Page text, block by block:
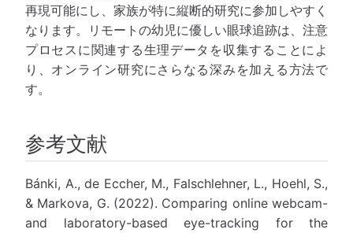
再現可能にし、家族が特に縦断的研究に参加しやすく
なります。リモートの幼児に優しい眼球追跡は、注意
プロセスに関連する生理データを収集することによ
り、オンライン研究にさらなる深みを加える方法で
す。
参考文献
Bánki, A., de Eccher, M., Falschlehner, L., Hoehl, S.,
& Markova, G. (2022). Comparing online webcam-
and laboratory-based eye-tracking for the